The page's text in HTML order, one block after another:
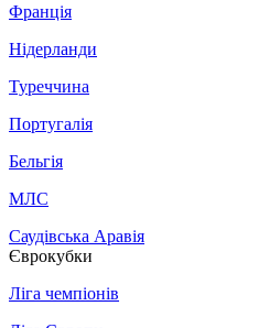
Франція
Нідерланди
Туреччина
Португалія
Бельгія
МЛС
Саудівська Аравія
Єврокубки
Ліга чемпіонів